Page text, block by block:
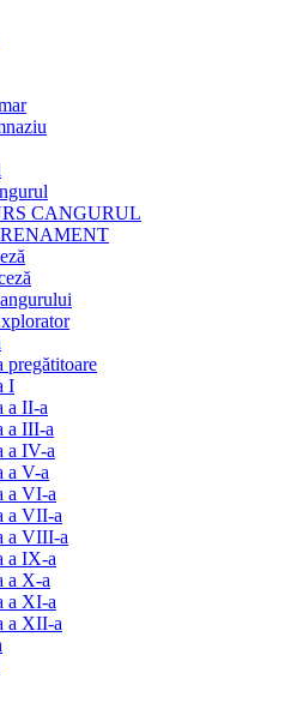
CANGURUL
pregătitoare
I
a II-a
a III-a
a IV-a
a V-a
a VI-a
a VII-a
a VIII-a
a IX-a
a X-a
a XI-a
a XII-a